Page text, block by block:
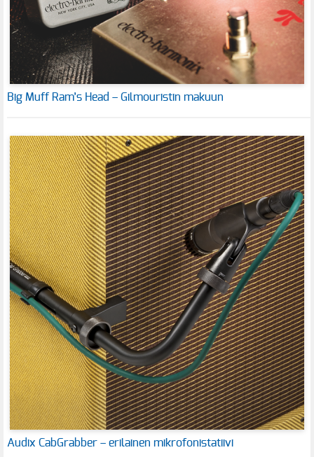
Big Muff Ram’s Head – Gilmouristin makuun
Audix CabGrabber – erilainen mikrofonistatiivi